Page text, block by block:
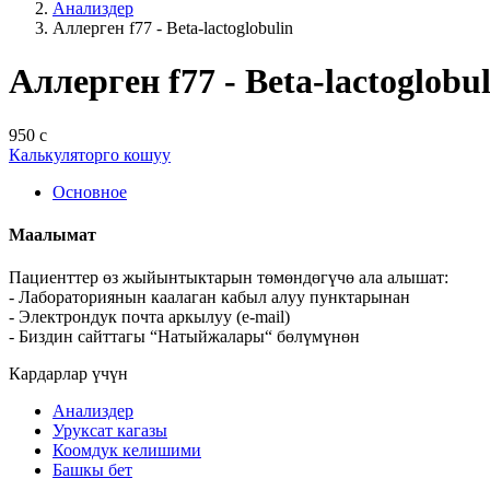
Анализдер
Аллерген f77 - Beta-lactoglobulin
Аллерген f77 - Beta-
950 с
Калькуляторго кошуу
Основное
Маалымат
Пациенттер өз жыйынтыктарын төмөндөгүчө ала алышат:
- Лабораториянын каалаган кабыл алуу пунктарынан
- Электрондук почта аркылуу (e-mail)
- Биздин сайттагы “Натыйжалары“ бөлүмүнөн
Кардарлар үчүн
Анализдер
Уруксат кагазы
Коомдук келишими
Башкы бет